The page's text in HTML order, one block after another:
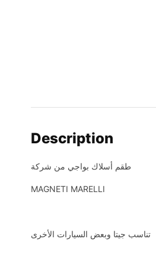
Description
طقم أسلاك بواجي من شركة
MAGNETI MARELLI
تناسب جيتا وبعض السيارات الأخرى